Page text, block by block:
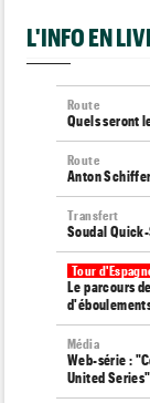
L'INFO EN
Route
Quels seront
Route
Anton
Transfert
Soudal
Tour
Le parcours
Média
Web-série :
United Series"